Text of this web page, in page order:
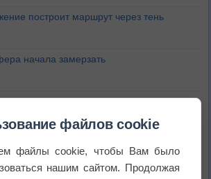
построит маршрут через тень
начала замерзать
обнаружены морские волны тепла
файлов cookie
файлы cookie, чтобы Вам было
нашим сайтом. Продолжая